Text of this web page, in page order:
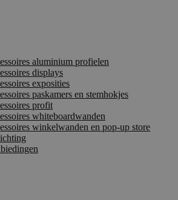
aluminium profielen
displays
exposities
paskamers en stemhokjes
profit
whiteboardwanden
winkelwanden en pop-up store